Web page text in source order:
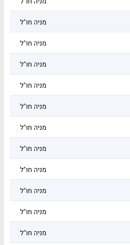
מניה חו"ל
מניה חו"ל
מניה חו"ל
מניה חו"ל
מניה חו"ל
מניה חו"ל
מניה חו"ל
מניה חו"ל
מניה חו"ל
מניה חו"ל
מניה חו"ל